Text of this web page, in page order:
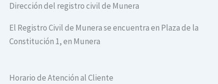
Dirección del registro civil de Munera
El Registro Civil de Munera se encuentra en Plaza de la
Constitución 1, en Munera
Horario de Atención al Cliente